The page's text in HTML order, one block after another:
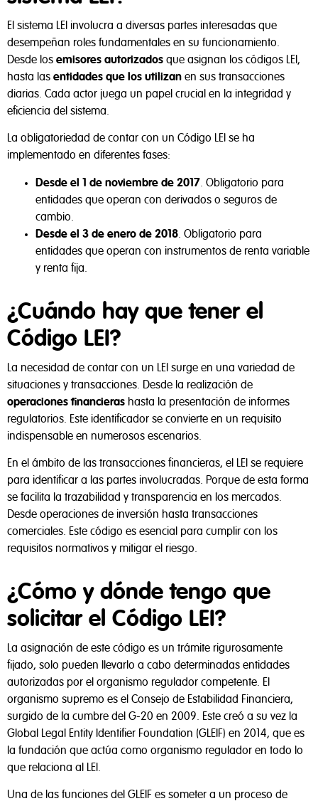
El sistema LEI involucra a diversas partes interesadas que
desempeñan roles fundamentales en su funcionamiento.
Desde los emisores autorizados que asignan los códigos LEI,
hasta las entidades que los utilizan en sus transacciones
diarias. Cada actor juega un papel crucial en la integridad y
eficiencia del sistema.
La obligatoriedad de contar con un Código LEI se ha
implementado en diferentes fases:
Desde el 1 de noviembre de 2017. Obligatorio para
entidades que operan con derivados o seguros de
cambio.
Desde el 3 de enero de 2018. Obligatorio para
entidades que operan con instrumentos de renta variable
y renta fija.
¿Cuándo hay que tener el
Código LEI?
La necesidad de contar con un LEI surge en una variedad de
situaciones y transacciones. Desde la realización de
operaciones financieras hasta la presentación de informes
regulatorios. Este identificador se convierte en un requisito
indispensable en numerosos escenarios.
En el ámbito de las transacciones financieras, el LEI se requiere
para identificar a las partes involucradas. Porque de esta forma
se facilita la trazabilidad y transparencia en los mercados.
Desde operaciones de inversión hasta transacciones
comerciales. Este código es esencial para cumplir con los
requisitos normativos y mitigar el riesgo.
¿Cómo y dónde tengo que
solicitar el Código LEI?
La asignación de este código es un trámite rigurosamente
fijado, solo pueden llevarlo a cabo determinadas entidades
autorizadas por el organismo regulador competente. El
organismo supremo es el Consejo de Estabilidad Financiera,
surgido de la cumbre del G-20 en 2009. Este creó a su vez la
Global Legal Entity Identifier Foundation (GLEIF) en 2014, que es
la fundación que actúa como organismo regulador en todo lo
que relaciona al LEI.
Una de las funciones del GLEIF es someter a un proceso de